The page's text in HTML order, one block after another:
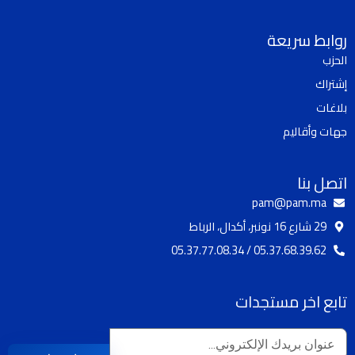
b
o
o
k
a
روابط سريعة
الحزب
إشتراك
بلاغات
جهات وأقاليم
اتصل بنا
pam@pam.ma
29 شارع 16 نونبر، أكدال، الرباط
05.37.68.39.62 / 05.37.77.08.34
تابع اخر مستجدات